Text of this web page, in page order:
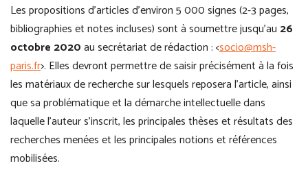
Les propositions d’articles d’environ 5 000 signes (2-3 pages,
bibliographies et notes incluses) sont à soumettre jusqu’au 26
octobre 2020au secrétariat de rédaction : <socio@msh-
paris.fr>. Elles devront permettre de saisir précisément à la fois
les matériaux de recherche sur lesquels reposera l’article, ainsi
que sa problématique et la démarche intellectuelle dans
laquelle l’auteur s’inscrit, les principales thèses et résultats des
recherches menées et les principales notions et références
mobilisées.